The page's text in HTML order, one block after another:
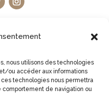
nous utilisons des technologies
ou accéder aux informations
technologies nous permettra
de navigation ou
ETSY